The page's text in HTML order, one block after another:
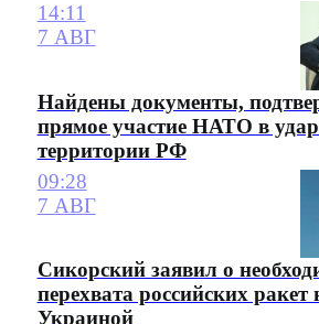
14:11
7 АВГ
Найдены документы,
прямое участие НАТО в
территории РФ
09:28
7 АВГ
Сикорский заявил о
перехвата российских ракет
Украиной